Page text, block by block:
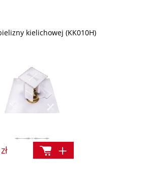
kielichowej (KK010H)